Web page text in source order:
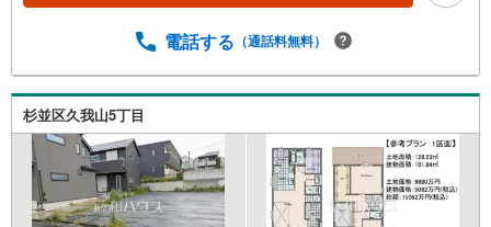
電話する （通話料無料）
杉並区久我山5丁目